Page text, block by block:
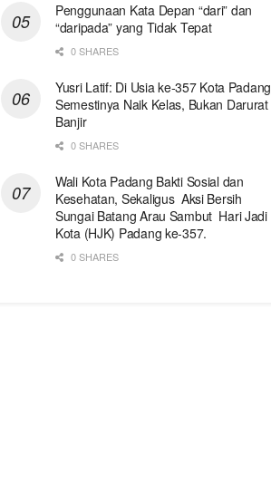
Penggunaan Kata Depan “dari” dan
“daripada” yang Tidak Tepat
0 SHARES
Yusri Latif: Di Usia ke-357 Kota Padang
Semestinya Naik Kelas, Bukan Darurat
Banjir
0 SHARES
Wali Kota Padang Bakti Sosial dan
Kesehatan, Sekaligus Aksi Bersih
Sungai Batang Arau Sambut Hari Jadi
Kota (HJK) Padang ke-357.
0 SHARES